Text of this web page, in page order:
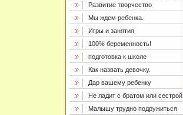
Развитие творчество
Мы ждем ребенка.
Игры и занятия
100% беременность!
подготовка к школе
Как назвать девочку.
Дар вашему ребенку
Не ладит с братом или сестрой
Малышу трудно подружиться